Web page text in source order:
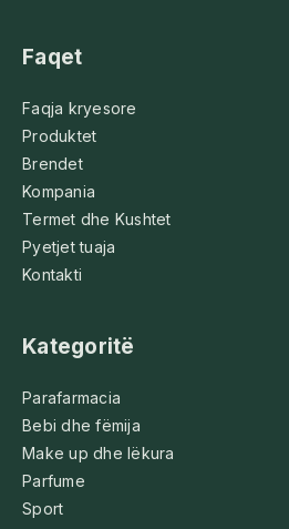
Faqet
Faqja kryesore
Produktet
Brendet
Kompania
Termet dhe Kushtet
Pyetjet tuaja
Kontakti
Kategoritë
Parafarmacia
Bebi dhe fëmija
Make up dhe lëkura
Parfume
Sport